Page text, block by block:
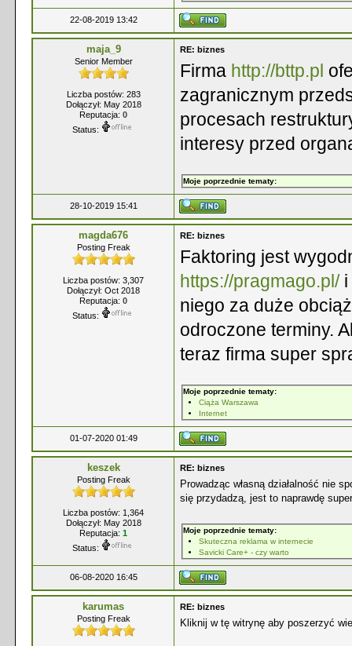
22-08-2019 13:42
maja_9
Senior Member
Liczba postów: 283
Dołączył: May 2018
Reputacja: 0
Status:
RE: biznes
Firma http://bttp.pl
zagranicznym
procesach
interesy przed
Moje poprzednie tematy:
28-10-2019 15:41
magda676
Posting Freak
Liczba postów: 3,307
Dołączył: Oct 2018
Reputacja: 0
Status:
RE: biznes
Faktoring jest
https://pragmago.pl/i
niego za duże
odroczone terminy.
teraz firma super
Moje poprzednie tematy:
Ciąża Warszawa
Internet
01-07-2020 01:49
keszek
Posting Freak
Liczba postów: 1,364
Dołączył: May 2018
Reputacja: 1
Status:
RE: biznes
Prowadząc własną działalność nie
się przydadzą, jest to naprawdę
Moje poprzednie tematy:
Skuteczna reklama w internecie
Savicki Care+ - czy warto
06-08-2020 16:45
karumas
Posting Freak
RE: biznes
Kliknij w tę witrynę aby poszerzyć